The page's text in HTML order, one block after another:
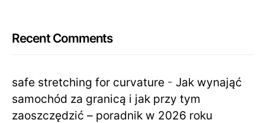
Recent Comments
safe stretching for curvature - Jak wynająć
samochód za granicą i jak przy tym
zaoszczędzić – poradnik w 2026 roku